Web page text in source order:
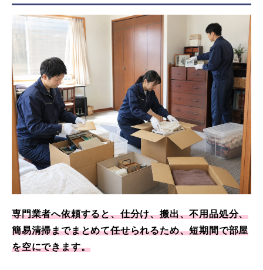
専門業者へ依頼すると、仕分け、搬出、不用品処分、
簡易清掃までまとめて任せられるため、短期間で部屋
を空にできます。